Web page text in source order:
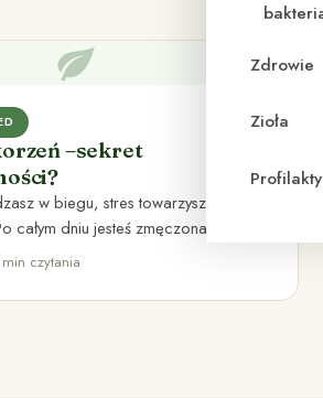
Zdrowie
Zioła
–sekret
w biegu, stres towarzyszy Ci
całym dniu jesteś zmęczona,
czytania